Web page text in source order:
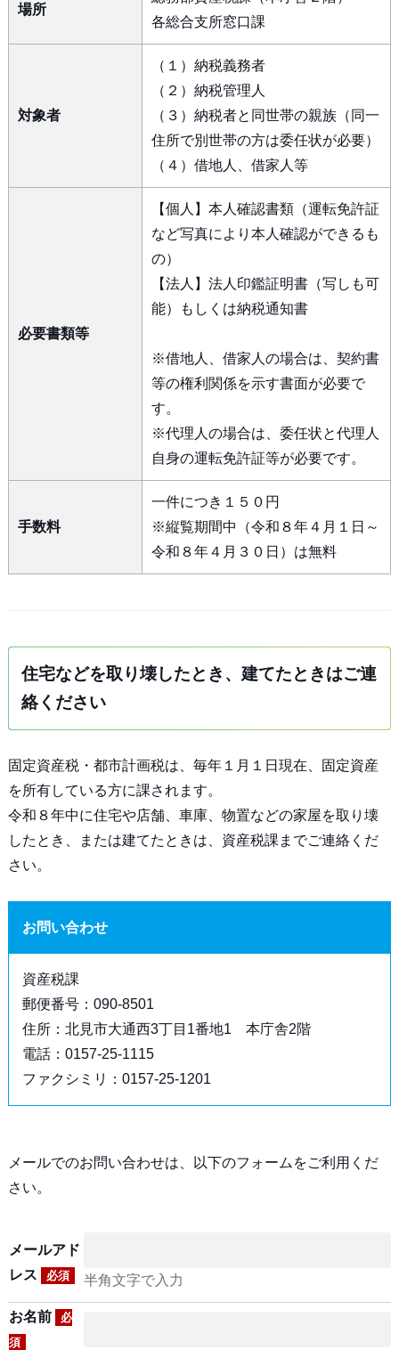
場所
各総合支所窓口課
対象者
（１）納税義務者
（２）納税管理人
（３）納税者と同世帯の親族（同一
住所で別世帯の方は委任状が必要）
（４）借地人、借家人等
必要書類等
【個人】本人確認書類（運転免許証
など写真により本人確認ができるも
の）
【法人】法人印鑑証明書（写しも可
能）もしくは納税通知書
※借地人、借家人の場合は、契約書
等の権利関係を示す書面が必要で
す。
※代理人の場合は、委任状と代理人
自身の運転免許証等が必要です。
手数料
一件につき１５０円
※縦覧期間中（令和８年４月１日～
令和８年４月３０日）は無料
住宅などを取り壊したとき、建てたときはご連
絡ください
固定資産税・都市計画税は、毎年１月１日現在、固定資産
を所有している方に課されます。
令和８年中に住宅や店舗、車庫、物置などの家屋を取り壊
したとき、または建てたときは、資産税課までご連絡くだ
さい。
お問い合わせ
資産税課
郵便番号：090-8501
住所：北見市大通西3丁目1番地1 本庁舎2階
電話：0157-25-1115
ファクシミリ：0157-25-1201
メールでのお問い合わせは、以下のフォームをご利用くだ
さい。
メールアド
レス
必須 半角文字で入力
お名前
必
須